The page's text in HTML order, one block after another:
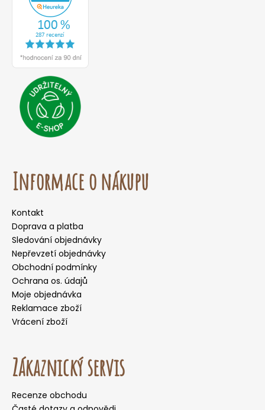
Informace o nákupu
Kontakt
Doprava a platba
Sledování objednávky
Nepřevzetí objednávky
Obchodní podmínky
Ochrana os. údajů
Moje objednávka
Reklamace zboží
Vrácení zboží
Zákaznický servis
Recenze obchodu